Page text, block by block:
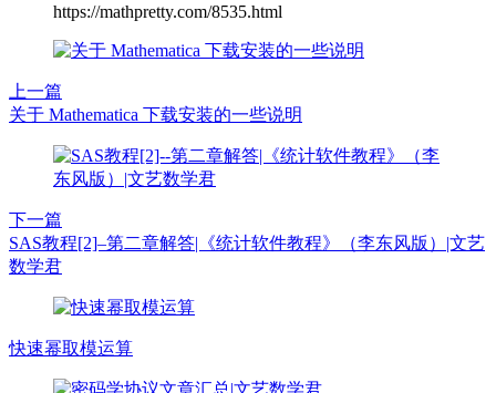
https://mathpretty.com/8535.html
上一篇
关于 Mathematica 下载安装的一些说明
下一篇
SAS教程[2]–第二章解答|《统计软件教程》（李东风版）|文艺
数学君
快速幂取模运算